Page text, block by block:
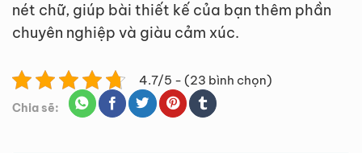
nét chữ, giúp bài thiết kế của bạn thêm phần
chuyên nghiệp và giàu cảm xúc.
4.7/5 - (23 bình chọn)
Chia sẽ: